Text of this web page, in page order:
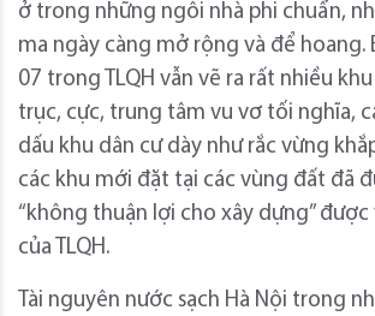
ở trong những ngôi nhà phi chuẩn,
ma ngày càng mở rộng và để hoang.
07 trong TLQH vẫn vẽ ra rất nhiều
trục, cực, trung tâm vu vơ tối nghĩa,
dấu khu dân cư dày như rắc vừng
các khu mới đặt tại các vùng đất đã
“không thuận lợi cho xây dựng” được
của TLQH.
Tài nguyên nước sạch Hà Nội trong